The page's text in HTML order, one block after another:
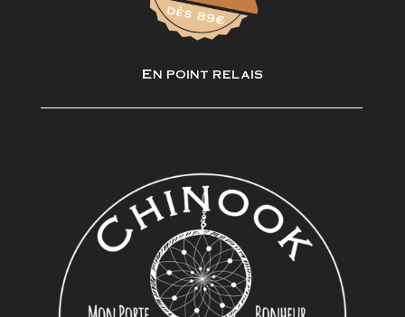
En point relais